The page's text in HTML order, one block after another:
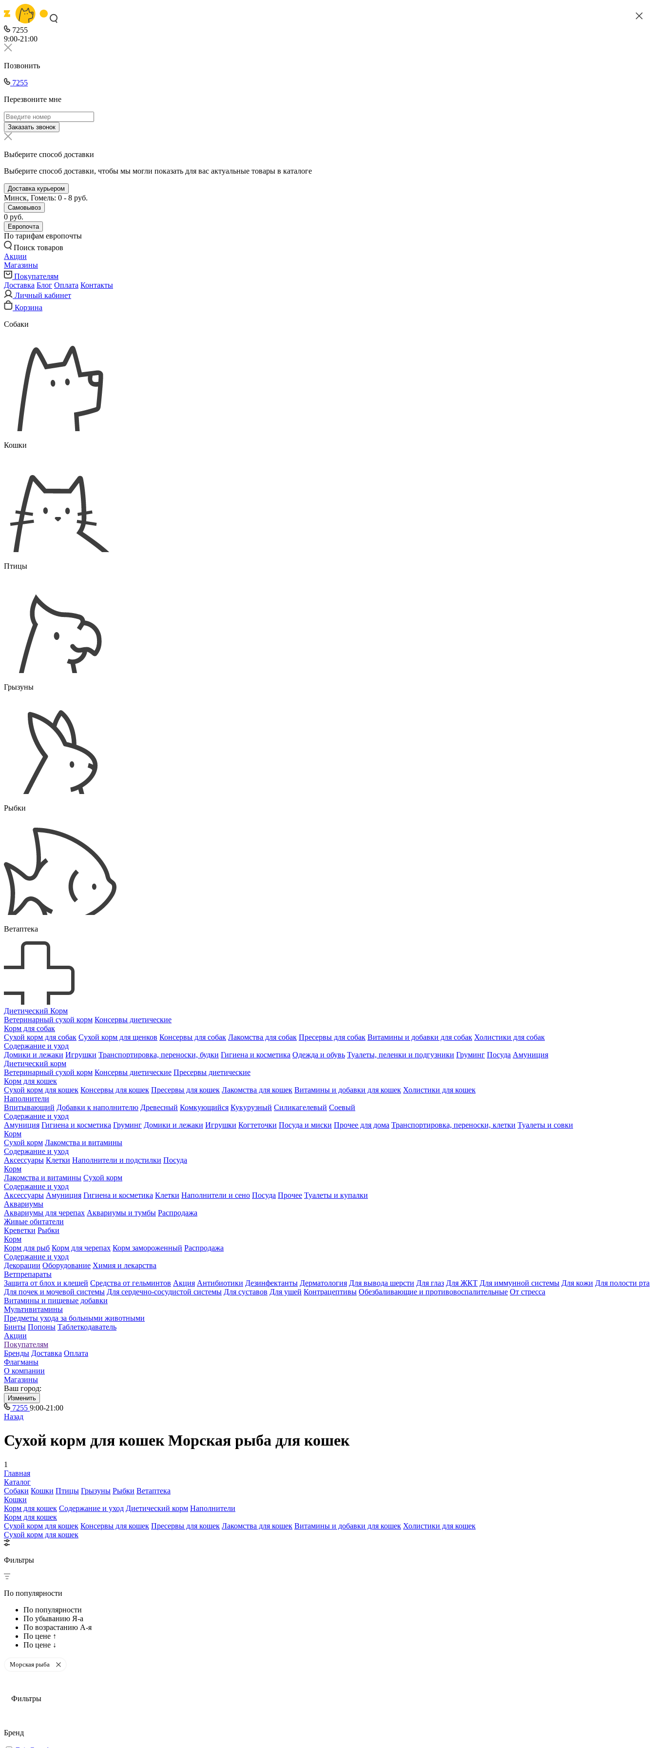
7255
9:00-21:00
Позвонить
7255
Перезвоните мне
Заказать звонок
Выберите способ доставки
Выберите способ доставки, чтобы мы могли показать для вас актуальные товары в каталоге
Доставка курьером
Минск, Гомель: 0 - 8 руб.
Самовывоз
0 руб.
Европочта
По тарифам европочты
Поиск товаров
Акции
Магазины
Покупателям
Доставка Блог Оплата Контакты
Личный кабинет
Корзина
Собаки
Кошки
Птицы
Грызуны
Рыбки
Ветаптека
Диетический Корм
Ветеринарный сухой корм Консервы диетические
Корм для собак
Сухой корм для собак Сухой корм для щенков Консервы для собак Лакомства для собак Пресервы для собак Витамины и добавки для собак Холистики для собак
Содержание и уход
Домики и лежаки Игрушки Транспортировка, переноски, будки Гигиена и косметика Одежда и обувь Туалеты, пеленки и подгузники Груминг Посуда Амуниция
Диетический корм
Ветеринарный сухой корм Консервы диетические Пресервы диетические
Корм для кошек
Сухой корм для кошек Консервы для кошек Пресервы для кошек Лакомства для кошек Витамины и добавки для кошек Холистики для кошек
Наполнители
Впитывающий Добавки к наполнителю Древесный Комкующийся Кукурузный Силикагелевый Соевый
Содержание и уход
Амуниция Гигиена и косметика Груминг Домики и лежаки Игрушки Когтеточки Посуда и миски Прочее для дома Транспортировка, переноски, клетки Туалеты и совки
Корм
Сухой корм Лакомства и витамины
Содержание и уход
Аксессуары Клетки Наполнители и подстилки Посуда
Корм
Лакомства и витамины Сухой корм
Содержание и уход
Аксессуары Амуниция Гигиена и косметика Клетки Наполнители и сено Посуда Прочее Туалеты и купалки
Аквариумы
Аквариумы для черепах Аквариумы и тумбы Распродажа
Живые обитатели
Креветки Рыбки
Корм
Корм для рыб Корм для черепах Корм замороженный Распродажа
Содержание и уход
Декорации Оборудование Химия и лекарства
Ветпрепараты
Защита от блох и клещей Средства от гельминтов Акция Антибиотики Дезинфектанты Дерматология Для вывода шерсти Для глаз Для ЖКТ Для иммунной системы Для кожи Для полости рта
Для почек и мочевой системы Для сердечно-сосудистой системы Для суставов Для ушей Контрацептивы Обезбаливающие и противовоспалительные От стресса
Витамины и пищевые добавки
Мультивитамины
Предметы ухода за больными животными
Бинты Попоны Таблеткодаватель
Акции
Покупателям
Бренды Доставка Оплата
Флагманы
О компании
Магазины
Ваш город:
Изменить
7255 9:00-21:00
Назад
Сухой корм для кошек Морская рыба для кошек
1
Главная
Каталог
Собаки Кошки Птицы Грызуны Рыбки Ветаптека
Кошки
Корм для кошек Содержание и уход Диетический корм Наполнители
Корм для кошек
Сухой корм для кошек Консервы для кошек Пресервы для кошек Лакомства для кошек Витамины и добавки для кошек Холистики для кошек
Сухой корм для кошек
Фильтры
По популярности
По популярности
По убыванию Я-а
По возрастанию А-я
По цене ↑
По цене ↓
Морская рыба
Фильтры
Бренд